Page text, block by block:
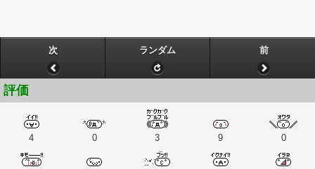
次 ランダム 前
評価
4 0 3 9 0